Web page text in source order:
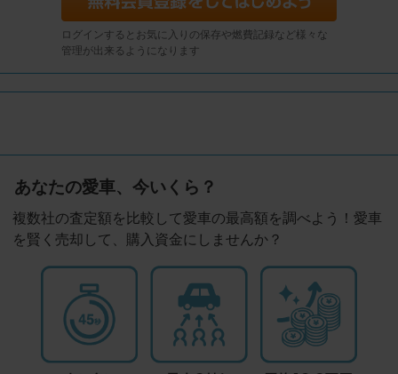
ログインするとお気に入りの保存や燃費記録など様々な
管理が出来るようになります
あなたの愛車、今いくら？
複数社の査定額を比較して愛車の最高額を調べよう！愛車
を賢く売却して、購入資金にしませんか？